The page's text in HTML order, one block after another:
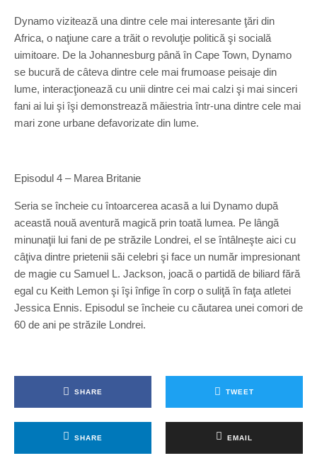
Dynamo vizitează una dintre cele mai interesante ţări din
Africa, o naţiune care a trăit o revoluţie politică şi socială
uimitoare. De la Johannesburg până în Cape Town, Dynamo
se bucură de câteva dintre cele mai frumoase peisaje din
lume, interacţionează cu unii dintre cei mai calzi şi mai sinceri
fani ai lui şi îşi demonstrează măiestria într-una dintre cele mai
mari zone urbane defavorizate din lume.
Episodul 4 – Marea Britanie
Seria se încheie cu întoarcerea acasă a lui Dynamo după
această nouă aventură magică prin toată lumea. Pe lângă
minunaţii lui fani de pe străzile Londrei, el se întâlneşte aici cu
câţiva dintre prietenii săi celebri şi face un număr impresionant
de magie cu Samuel L. Jackson, joacă o partidă de biliard fără
egal cu Keith Lemon şi îşi înfige în corp o suliţă în faţa atletei
Jessica Ennis. Episodul se încheie cu căutarea unei comori de
60 de ani pe străzile Londrei.
SHARE TWEET
SHARE EMAIL